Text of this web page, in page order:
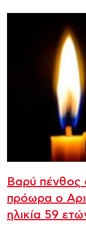
Βαρύ
πρόωρα ο
ηλικία 59